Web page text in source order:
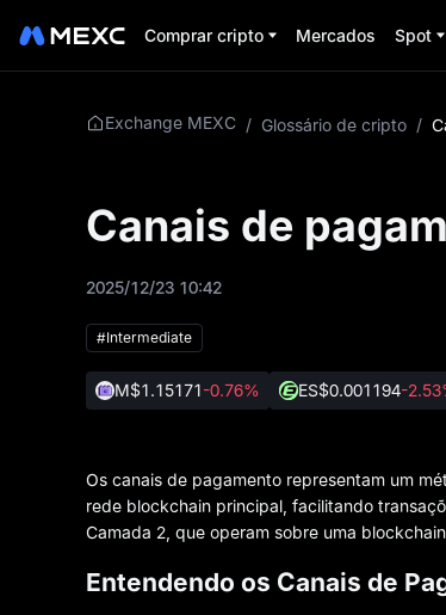
Comprar cripto Mercados Spot
Exchange MEXC / Glossário de cripto /
Canais de
2025/12/23 10:42
#Intermediate
M$1.15171-0.76% ES$0.001194-
Os canais de pagamento representam um
rede blockchain principal, facilitando
Camada 2, que operam sobre uma
Entendendo os Canais de